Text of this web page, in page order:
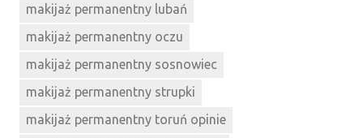
makijaż permanentny lubań
makijaż permanentny oczu
makijaż permanentny sosnowiec
makijaż permanentny strupki
makijaż permanentny toruń opinie